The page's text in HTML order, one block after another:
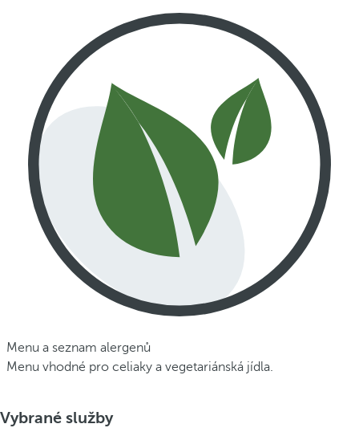
Menu a seznam alergenů
Menu vhodné pro celiaky a vegetariánská jídla.
Vybrané služby